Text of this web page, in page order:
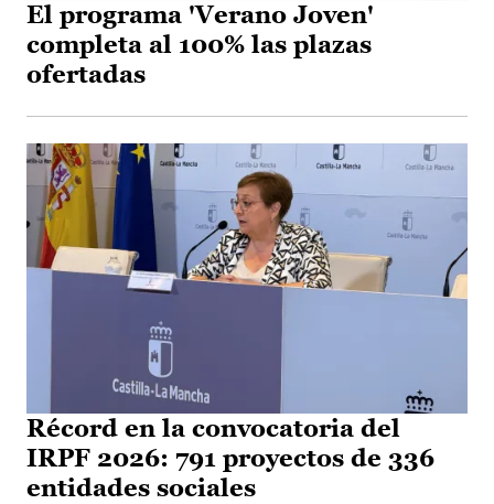
El programa 'Verano Joven'
completa al 100% las plazas
ofertadas
Récord en la convocatoria del
IRPF 2026: 791 proyectos de 336
entidades sociales